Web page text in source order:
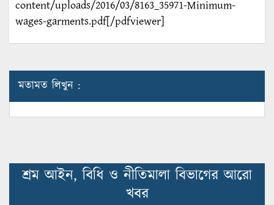
content/uploads/2016/03/8163_35971-Minimum-
wages-garments.pdf[/pdfviewer]
মতামত লিখুন :
শ্রম আইন, বিধি ও নীতিমালা বিভাগের আরো
খবর